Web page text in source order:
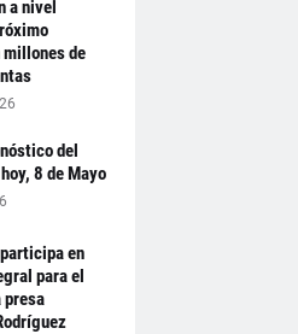
a nivel
de
del
8 de Mayo
en
para el
presa